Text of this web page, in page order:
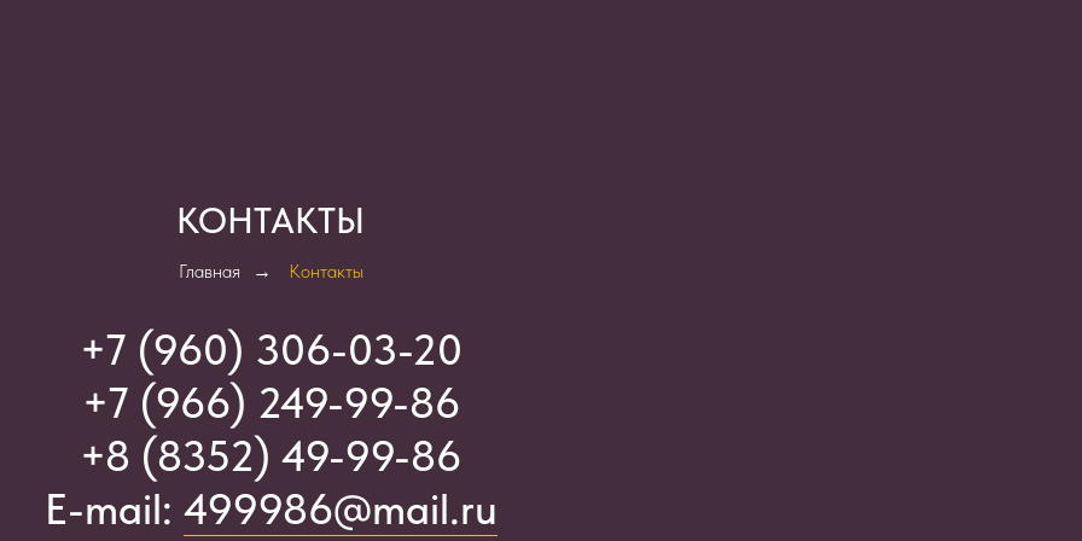
КОНТАКТЫ
Главная → Контакты
+7 (960) 306-03-20
+7 (966) 249-99-86
+8 (8352) 49-99-86
E-mail: 499986@mail.ru